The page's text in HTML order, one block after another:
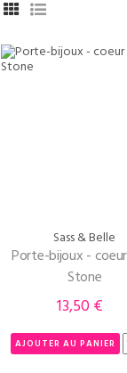
Sass & Belle
Porte-bijoux - coeur
Stone
Prix
13,50 €
AJOUTER AU PANIER